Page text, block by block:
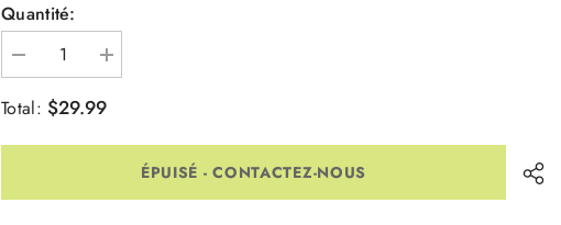
Quantité:
Diminuer
la
quantité
pour
Flex
Augmenter
la
pour
Flex
Combo
Total: $29.99
ÉPUISÉ - CONTACTEZ-NOUS